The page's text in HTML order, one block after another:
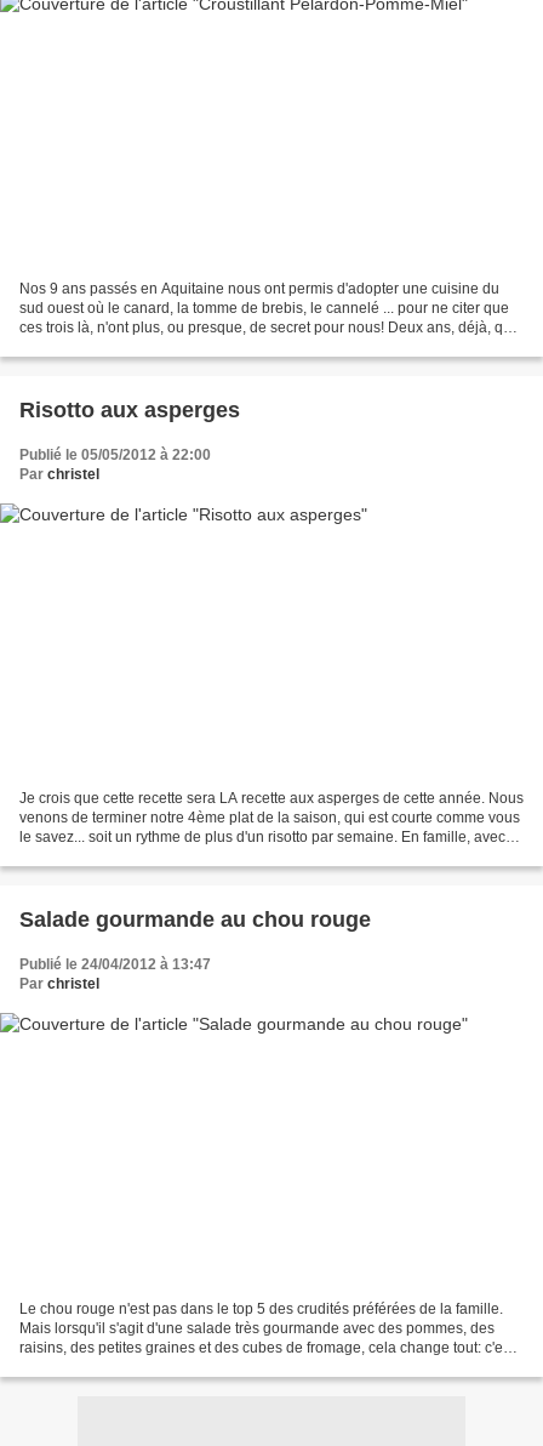
Nos 9 ans passés en Aquitaine nous ont permis d'adopter une cuisine du
sud ouest où le canard, la tomme de brebis, le cannelé ... pour ne citer que
ces trois là, n'ont plus, ou presque, de secret pour nous! Deux ans, déjà, que
Risotto aux asperges
Publié le 05/05/2012 à 22:00
Par christel
Je crois que cette recette sera LA recette aux asperges de cette année. Nous
venons de terminer notre 4ème plat de la saison, qui est courte comme vous
le savez... soit un rythme de plus d'un risotto par semaine. En famille, avec
Salade gourmande au chou rouge
Publié le 24/04/2012 à 13:47
Par christel
Le chou rouge n'est pas dans le top 5 des crudités préférées de la famille.
Mais lorsqu'il s'agit d'une salade très gourmande avec des pommes, des
raisins, des petites graines et des cubes de fromage, cela change tout: c'est